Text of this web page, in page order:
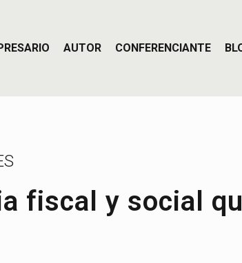
AUTOR CONFERENCIANTE
fiscal y social